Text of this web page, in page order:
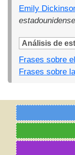
Emily
Análisis de
Frases sobre
Frases sobre